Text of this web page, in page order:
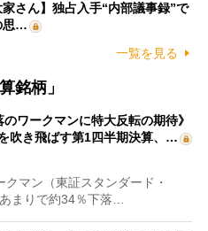
さん】独占入手“内部議事録”で
思…
一覧を見る
銘柄」
のワークマンに特大反転の期待》
吹き飛ばす第1四半期決算、…
マン（東証スタンダード・
まりで約34％下落…